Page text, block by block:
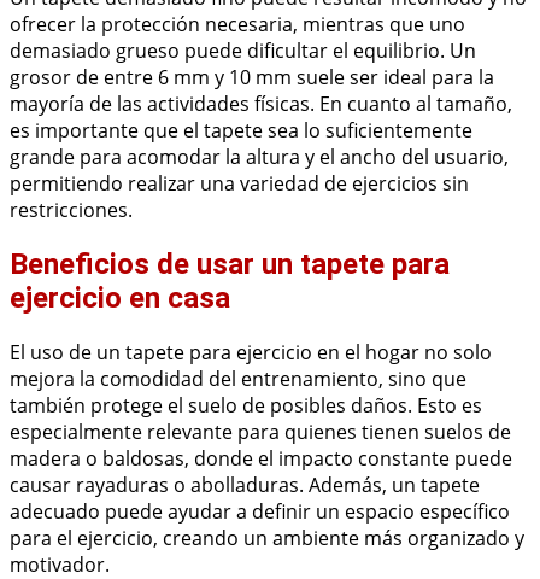
ofrecer la protección necesaria, mientras que uno
demasiado grueso puede dificultar el equilibrio. Un
grosor de entre 6 mm y 10 mm suele ser ideal para la
mayoría de las actividades físicas. En cuanto al tamaño,
es importante que el tapete sea lo suficientemente
grande para acomodar la altura y el ancho del usuario,
permitiendo realizar una variedad de ejercicios sin
restricciones.
Beneficios de usar un tapete para
ejercicio en casa
El uso de un tapete para ejercicio en el hogar no solo
mejora la comodidad del entrenamiento, sino que
también protege el suelo de posibles daños. Esto es
especialmente relevante para quienes tienen suelos de
madera o baldosas, donde el impacto constante puede
causar rayaduras o abolladuras. Además, un tapete
adecuado puede ayudar a definir un espacio específico
para el ejercicio, creando un ambiente más organizado y
motivador.